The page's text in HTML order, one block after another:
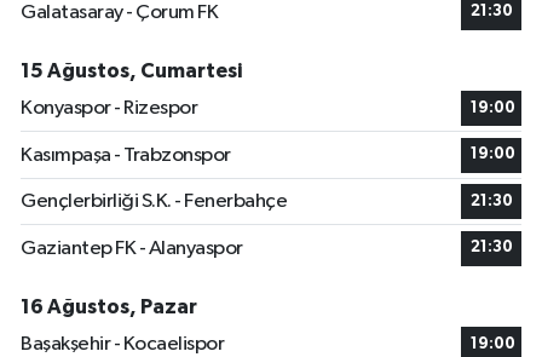
Galatasaray - Çorum FK
21:30
15 Ağustos, Cumartesi
Konyaspor - Rizespor
19:00
Kasımpaşa - Trabzonspor 19:00
Gençlerbirliği S.K. - Fenerbahçe 21:30
Gaziantep FK - Alanyaspor 21:30
16 Ağustos, Pazar
Başakşehir - Kocaelispor
19:00